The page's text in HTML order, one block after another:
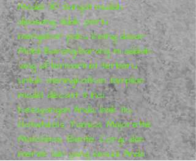
Model 3D Sangat mudah
dipasang, tidak perlu
mengebor paku keling dasar
Mobil Barang-barang ini adalah
velg aftermarket terbaru
untuk meningkatkan tampilan
model diecast 3 inci
kesayangan Anda, baik itu
Hotwheels, Tomica, Majorette,
Matchbox, Biante, Corgi, dan
merek lain yang sesuai. Anda